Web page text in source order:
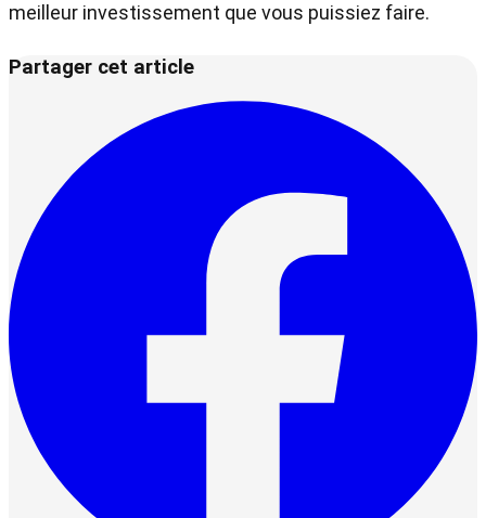
meilleur investissement que vous puissiez faire.
Partager cet article